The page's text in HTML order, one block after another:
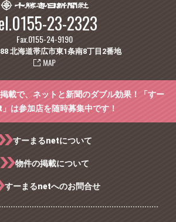
23-2323
Fax.0155-24-9190
北海道帯広市東1条南8丁目2番地
載で、ネットと新聞のダブル効果！「すー
は参加店を随時募集中です！
すーまるnetについて
物件の掲載について
すーまるnetへのお問合せ